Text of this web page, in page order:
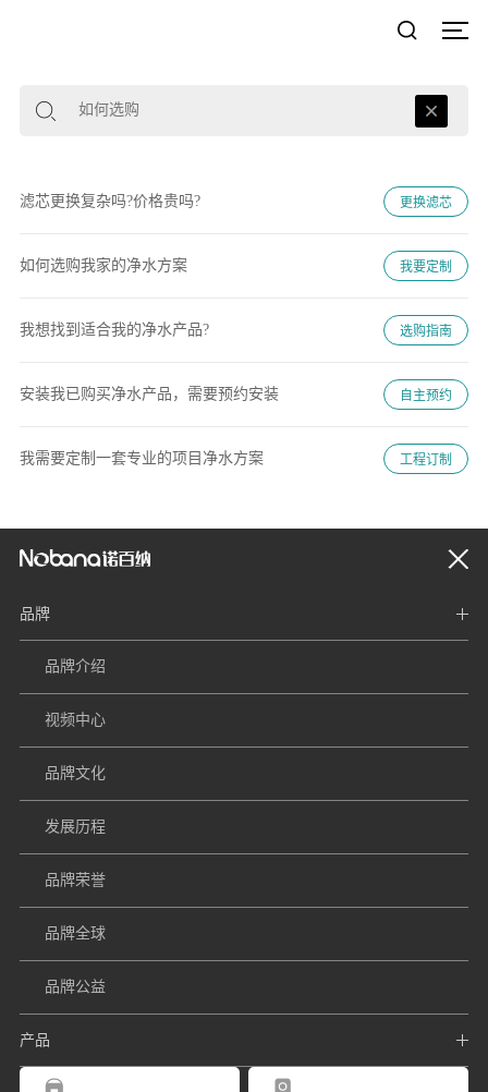
滤芯更换复杂吗?价格贵吗?
如何选购我家的净水方案
我想找到适合我的净水产品?
安装我已购买净水产品，需要预约安装
我需要定制一套专业的项目净水方案
品牌
品牌介绍
视频中心
品牌文化
发展历程
品牌荣誉
品牌全球
品牌公益
产品